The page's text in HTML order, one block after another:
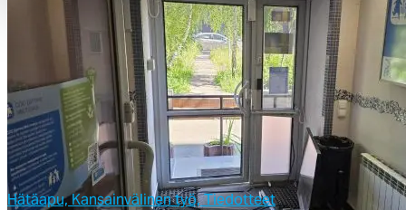
Hätäapu,Kansainvälinen työ,Tiedotteet